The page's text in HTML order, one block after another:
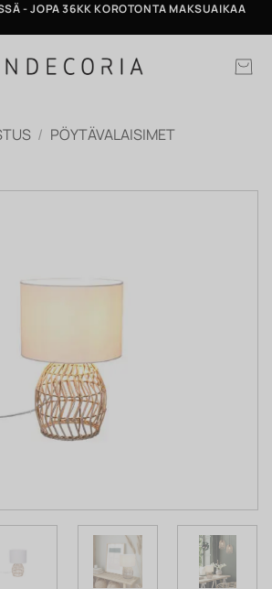
- JOPA 36KK KOROTONTA MAKSUAIKAA
/ PÖYTÄVALAISIMET